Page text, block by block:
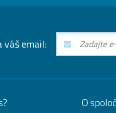
váš email:
O